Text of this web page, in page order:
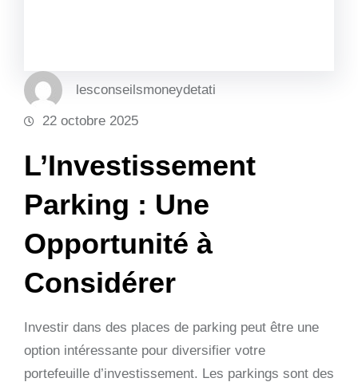
lesconseilsmoneydetati
22 octobre 2025
L’Investissement
Parking : Une
Opportunité à
Considérer
Investir dans des places de parking peut être une
option intéressante pour diversifier votre
portefeuille d’investissement. Les parkings sont des